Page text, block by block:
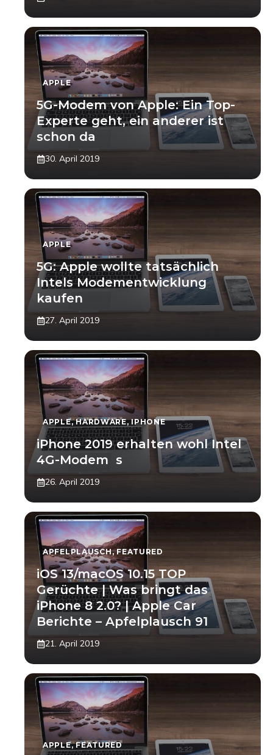
APPLE
5G-Modem von Apple: Ein Top-
Experte geht, ein anderer ist
schon da
30. April 2019
APPLE
5G: Apple wollte tatsächlich
Intels Modementwicklung
kaufen
27. April 2019
APPLE,HARDWARE,IPHONE
iPhone 2019 erhalten wohl Intel
4G-Modem s
26. April 2019
APFELPLAUSCH,FEATURED
iOS 13/macOS 10.15 TOP
Gerüchte | Was bringt das
iPhone 8 2.0? | Apple Car
Berichte – Apfelplausch 91
21. April 2019
APPLE,FEATURED